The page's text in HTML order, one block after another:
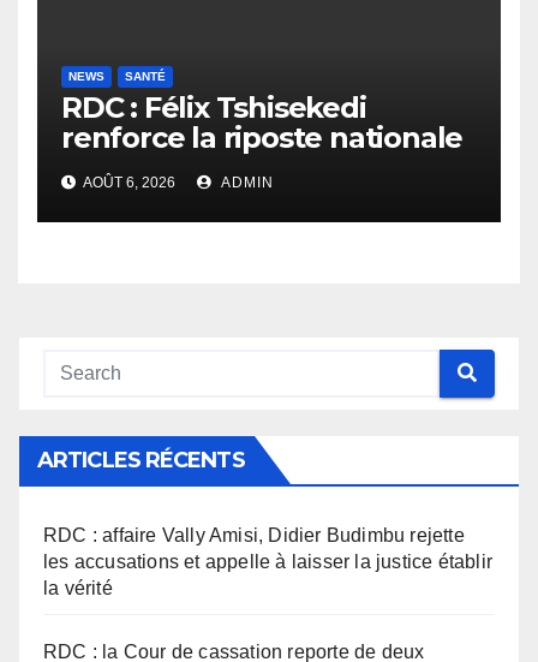
NEWS SANTÉ
RDC : Félix Tshisekedi
renforce la riposte nationale
contre l’épidémie d’Ebola
AOÛT 6, 2026 ADMIN
ARTICLES RÉCENTS
RDC : affaire Vally Amisi, Didier Budimbu rejette
les accusations et appelle à laisser la justice établir
la vérité
RDC : la Cour de cassation reporte de deux